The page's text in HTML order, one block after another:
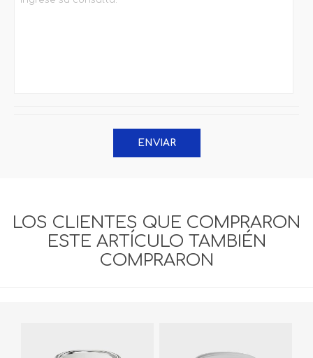
ENVIAR
LOS CLIENTES QUE COMPRARON
ESTE ARTÍCULO TAMBIÉN
COMPRARON